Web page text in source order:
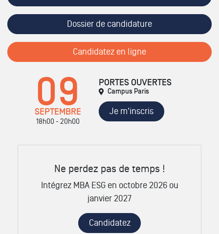
Dossier de candidature
Candidatez en ligne
09
SEPTEMBRE
18h00 - 20h00
PORTES OUVERTES
Campus Paris
Je m'inscris
Ne perdez pas de temps !
Intégrez MBA ESG en octobre 2026 ou
janvier 2027
Candidatez